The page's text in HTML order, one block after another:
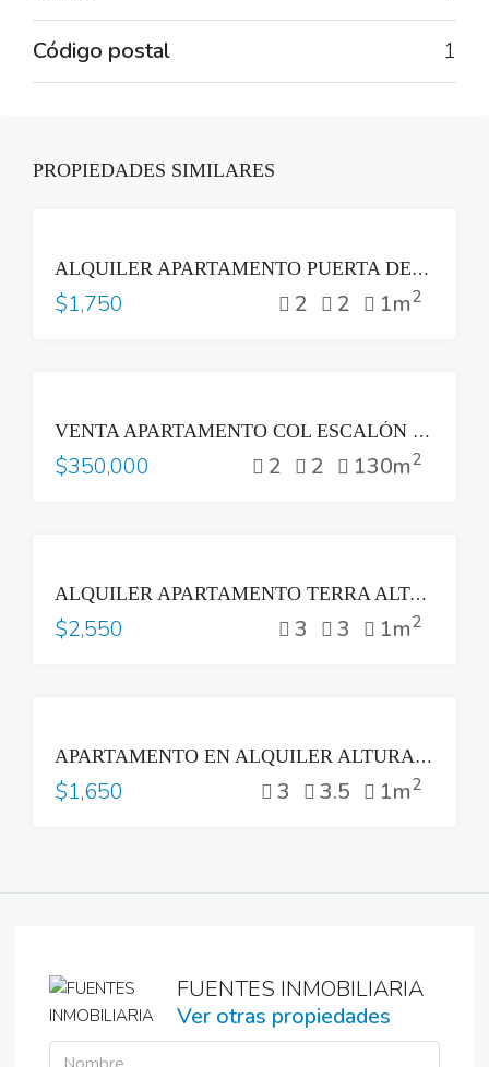
Código postal 1
PROPIEDADES SIMILARES
ALQUILER APARTAMENTO PUERTA DEL ALMA ZONA MULTIPLAZA ANTIGUO CUSCATLAN
$1,750 2 2 1m2
VENTA APARTAMENTO COL ESCALÓN PARTE ALTA LAS VISTAS SAN SALVADOR
$350,000 2 2 130m2
ALQUILER APARTAMENTO TERRA ALTA COLONIA ESCALÓN SAN SALVADOR
$2,550 3 3 1m2
APARTAMENTO EN ALQUILER ALTURAS DEL BOSQUE NUEVO CUSCATLAN
$1,650 3 3.5 1m2
FUENTES INMOBILIARIA
Ver otras propiedades